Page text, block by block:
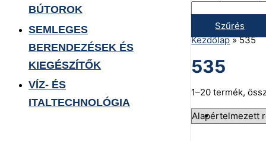
BÚTOROK
SEMLEGES
BERENDEZÉSEK ÉS
KIEGÉSZÍTŐK
VÍZ- ÉS
ITALTECHNOLÓGIA
Szűrés
Kezdőlap»535
535
1–20 termék,